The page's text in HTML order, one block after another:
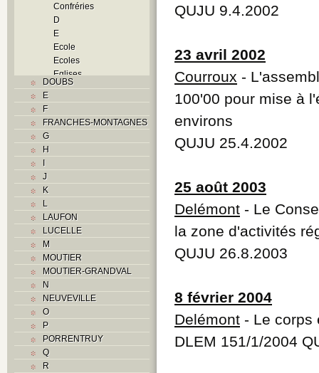
Confréries
D
E
Ecole
Ecoles
Eglises
F
H
Monuments historiques
O
Problème jurassien
Q
S
U
DOUBS
E
F
FRANCHES-MONTAGNES
G
H
I
J
K
L
LAUFON
LUCELLE
M
MOUTIER
MOUTIER-GRANDVAL
N
NEUVEVILLE
O
P
PORRENTRUY
Q
R
QUJU 9.4.2002
23 avril 2002
Courroux -
100'00 pour mise à
environs
QUJU 25.4.2002
25 août 2003
Delémont - Le
la zone d'activités
QUJU 26.8.2003
8 février 2004
Delémont - Le corps
DLEM 151/1/2004